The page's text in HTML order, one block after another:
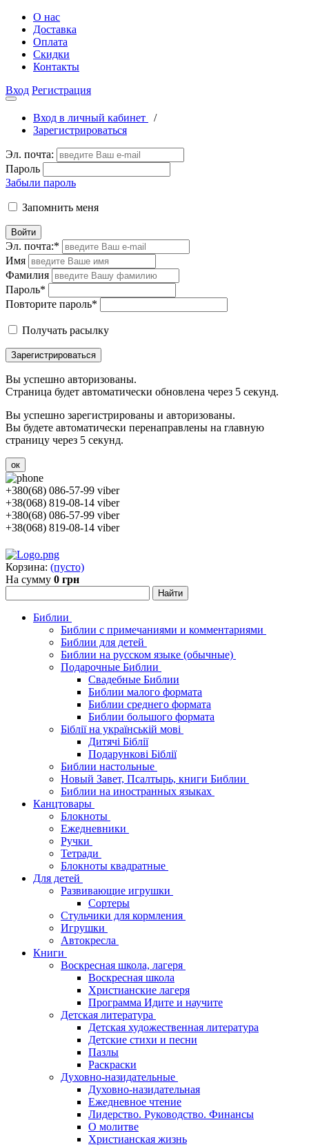
О нас
Доставка
Оплата
Скидки
Контакты
Вход Регистрация
Вход в личный кабинет
/
Зарегистрироваться
Эл. почта:
Пароль
Забыли пароль
Запомнить меня
Войти
Эл. почта:*
Имя
Фамилия
Пароль*
Повторите пароль*
Получать расылку
Зарегистрироваться
Вы успешно авторизованы.
Страница будет автоматически обновлена через 5 секунд.
Вы успешно зарегистрированы и авторизованы.
Вы будете автоматически перенаправлены на главную
страницу через 5 секунд.
ок
+380(68) 086-57-99 viber
+38(068) 819-08-14 viber
+380(68) 086-57-99 viber
+38(068) 819-08-14 viber
Корзина: (пусто)
На сумму 0 грн
Библии
Библии с примечаниями и комментариями
Библии для детей
Библии на русском языке (обычные)
Подарочные Библии
Свадебные Библии
Библии малого формата
Библии среднего формата
Библии большого формата
Біблії на українській мові
Дитячі Біблії
Подарункові Біблії
Библии настольные
Новый Завет, Псалтырь, книги Библии
Библии на иностранных языках
Канцтовары
Блокноты
Ежедневники
Ручки
Тетради
Блокноты квадратные
Для детей
Развивающие игрушки
Сортеры
Стульчики для кормления
Игрушки
Автокресла
Книги
Воскресная школа, лагеря
Воскресная школа
Христианские лагеря
Программа Идите и научите
Детская литература
Детская художественная литература
Детские стихи и песни
Пазлы
Раскраски
Духовно-назидательные
Духовно-назидательная
Ежедневное чтение
Лидерство. Руководство. Финансы
О молитве
Христианская жизнь